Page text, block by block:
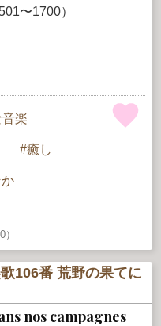
〜1700）
楽
癒し
106番 荒野の果てに
nos campagnes